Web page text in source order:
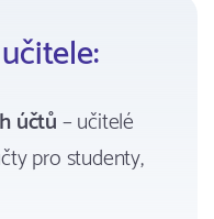
účtů– učitelé
pro studenty,